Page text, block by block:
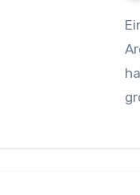
Ein Jahr geht schnell vorüber … und wer die Boule-